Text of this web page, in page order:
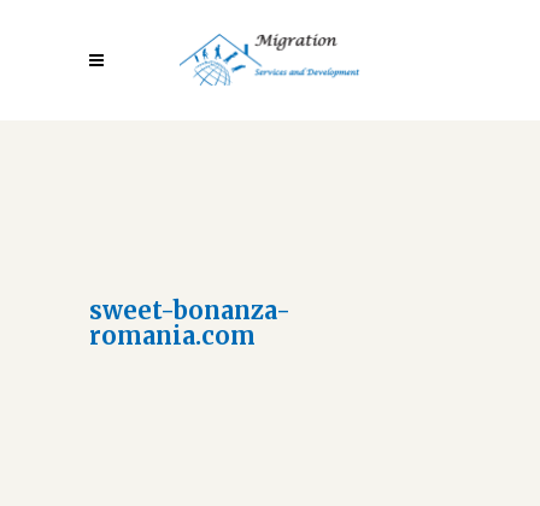
sweet-bonanza-
romania.com